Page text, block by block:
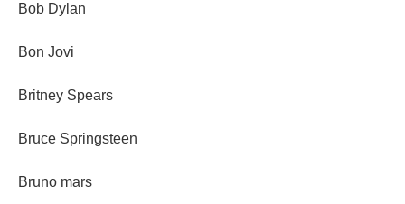
Bob Dylan
Bon Jovi
Britney Spears
Bruce Springsteen
Bruno mars